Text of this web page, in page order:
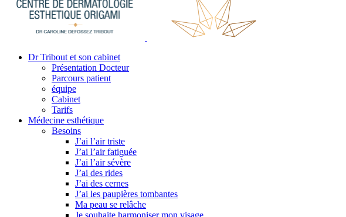
Dr Tribout et son cabinet
Présentation Docteur
Parcours patient
équipe
Cabinet
Tarifs
Médecine esthétique
Besoins
J’ai l’air triste
J’ai l’air fatiguée
J’ai l’air sévère
J’ai des rides
J’ai des cernes
J’ai les paupières tombantes
Ma peau se relâche
Je souhaite harmoniser mon visage